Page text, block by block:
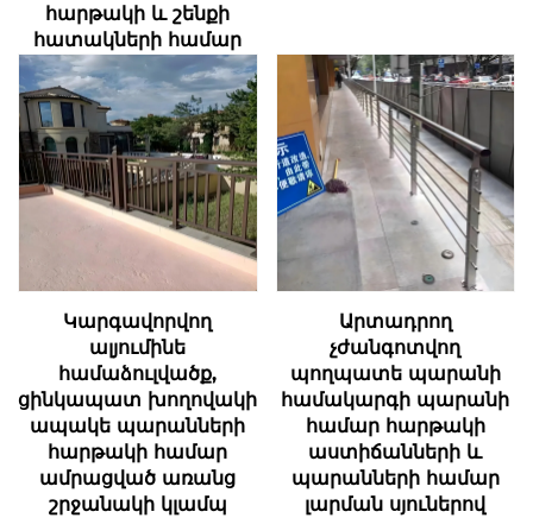
հարթակի և շենքի
հատակների համար
Կարգավորվող
ալյումինե
համաձուլվածք,
ցինկապատ խողովակի
ապակե պարանների
հարթակի համար
ամրացված առանց
շրջանակի կլամպ
Արտադրող
չժանգոտվող
պողպատե պարանի
համակարգի պարանի
համար հարթակի
աստիճանների և
պարանների համար
լարման սյուներով